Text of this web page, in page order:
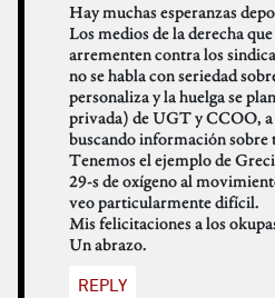
Hay muchas esperanzas
Los medios de la derecha
arrementen contra los
no se habla con seriedad
personaliza y la huelga se
privada) de UGT y CCOO, a
buscando información sobre
Tenemos el ejemplo de
29-s de oxígeno al
veo particularmente difícil.
Mis felicitaciones a los
Un abrazo.
REPLY